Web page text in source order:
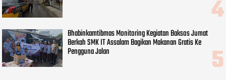
Bhabinkamtibmas Monitoring Kegiatan Baksos Jumat
Berkah SMK IT Assalam Bagikan Makanan Gratis Ke
Pengguna Jalan